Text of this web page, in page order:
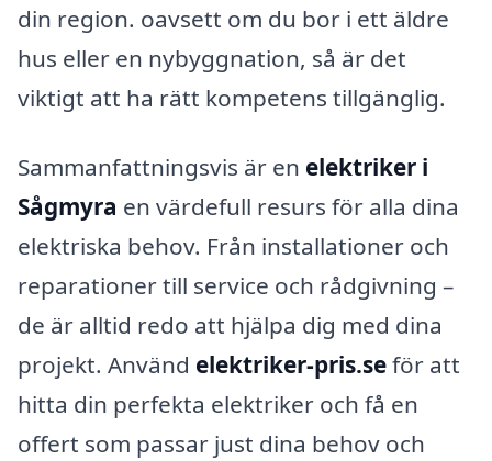
din region. oavsett om du bor i ett äldre
hus eller en nybyggnation, så är det
viktigt att ha rätt kompetens tillgänglig.
Sammanfattningsvis är en elektriker i
Sågmyra en värdefull resurs för alla dina
elektriska behov. Från installationer och
reparationer till service och rådgivning –
de är alltid redo att hjälpa dig med dina
projekt. Använd elektriker-pris.seför att
hitta din perfekta elektriker och få en
offert som passar just dina behov och